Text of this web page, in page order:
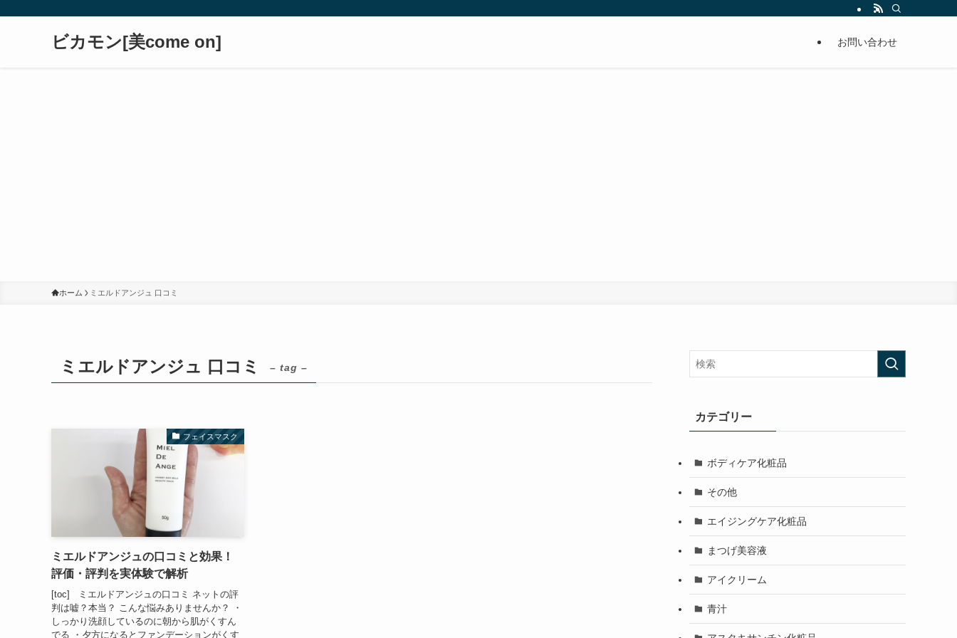
ビカモン[美come on] お問い合わせ
ホーム ミエルドアンジュ 口コミ
ミエルドアンジュ 口コミ – tag –
フェイスマスク
ミエルドアンジュの口コミと効果！
評価・評判を実体験で解析
[toc] ミエルドアンジュの口コミ ネットの評
判は嘘？本当？ こんな悩みありませんか？ ・
しっかり洗顔しているのに朝から肌がくすん
でる ・夕方になるとファンデーションがくす
カテゴリー
ボディケア化粧品
その他
エイジングケア化粧品
まつげ美容液
アイクリーム
青汁